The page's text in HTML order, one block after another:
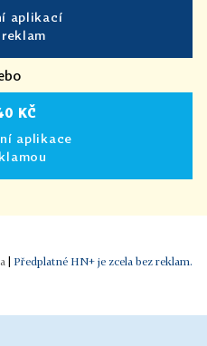
aplikací
KČ
aplikace
Předplatné HN+ je zcela bez reklam.